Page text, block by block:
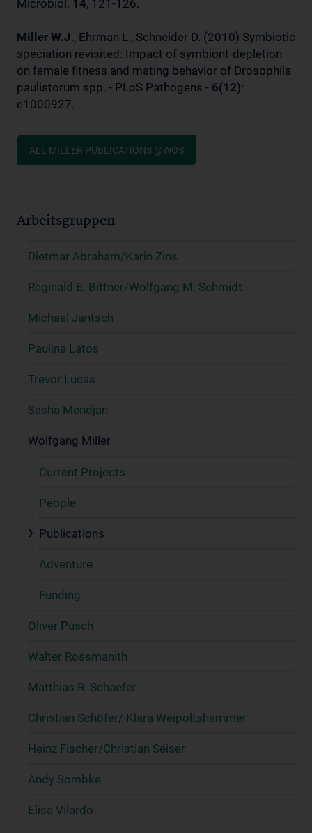
Microbiol. 14, 121-126.
Miller W.J., Ehrman L., Schneider D. (2010) Symbiotic
speciation revisited: Impact of symbiont-depletion
on female fitness and mating behavior of Drosophila
paulistorum spp. - PLoS Pathogens - 6(12):
e1000927.
ALL MILLER PUBLICATIONS @WOS
Arbeitsgruppen
Dietmar Abraham/Karin Zins
Reginald E. Bittner/Wolfgang M. Schmidt
Michael Jantsch
Paulina Latos
Trevor Lucas
Sasha Mendjan
Wolfgang Miller
Current Projects
People
Publications
Adventure
Funding
Oliver Pusch
Walter Rossmanith
Matthias R. Schaefer
Christian Schöfer/ Klara Weipoltshammer
Heinz Fischer/Christian Seiser
Andy Sombke
Elisa Vilardo